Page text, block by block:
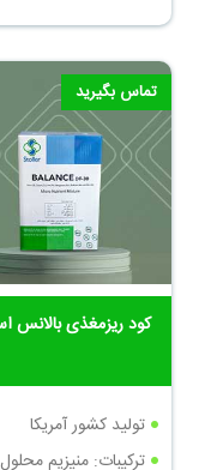
تماس بگیرید
کود ریزمغذی بالانس
تولید کشور آمریکا
ترکیبات: منیزیم